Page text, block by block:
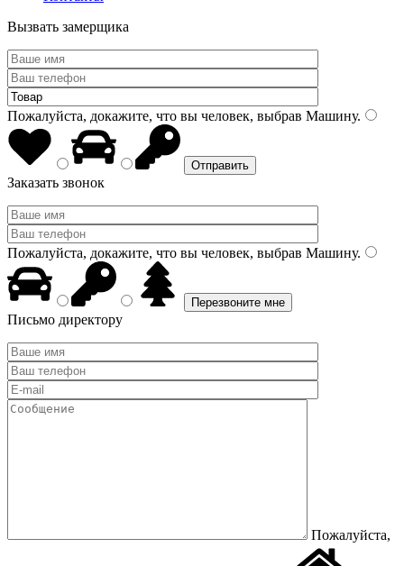
Вызвать замерщика
Пожалуйста, докажите, что вы человек, выбрав Машину.
Заказать звонок
Пожалуйста, докажите, что вы человек, выбрав Машину.
Письмо директору
Пожалуйста,